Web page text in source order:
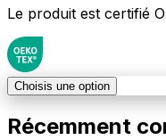
Le produit est certifié
Choisis une option
Récemment